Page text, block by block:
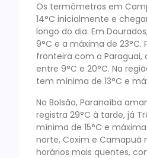
Os termômetros em
14°C inicialmente e
longo do dia. Em
9°C e a máxima de 23°C.
fronteira com o Paraguai,
entre 9°C e 20°C. Na
tem mínima de 13°C e
No Bolsão, Paranaíba
registra 29°C à tarde, já
mínima de 15°C e
norte, Coxim e Camapuã
horários mais quentes,